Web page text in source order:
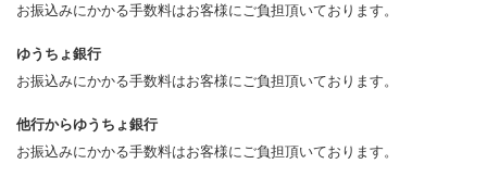
お振込みにかかる手数料はお客様にご負担頂いております。
ゆうちょ銀行
お振込みにかかる手数料はお客様にご負担頂いております。
他行からゆうちょ銀行
お振込みにかかる手数料はお客様にご負担頂いております。